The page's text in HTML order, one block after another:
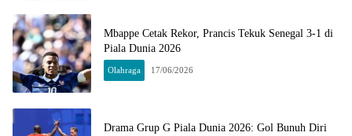
Mbappe Cetak Rekor, Prancis Tekuk Senegal 3-1 di
Piala Dunia 2026
Olahraga 17/06/2026
Drama Grup G Piala Dunia 2026: Gol Bunuh Diri